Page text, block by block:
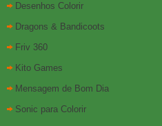
Desenhos Colorir
Dragons & Bandicoots
Friv 360
Kito Games
Mensagem de Bom Dia
Sonic para Colorir